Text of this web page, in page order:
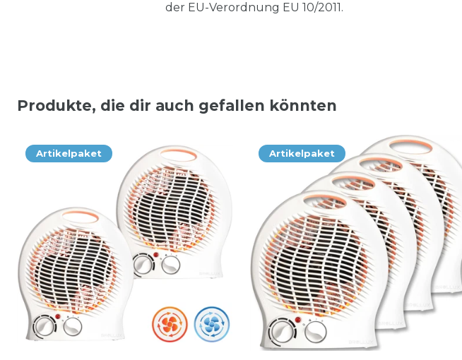
der EU-Verordnung EU 10/2011.
Produkte, die dir auch gefallen könnten
Artikelpaket Artikelpaket